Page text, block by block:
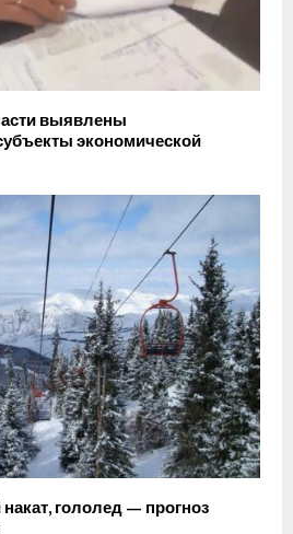
выявлены
экономической
гололед — прогноз